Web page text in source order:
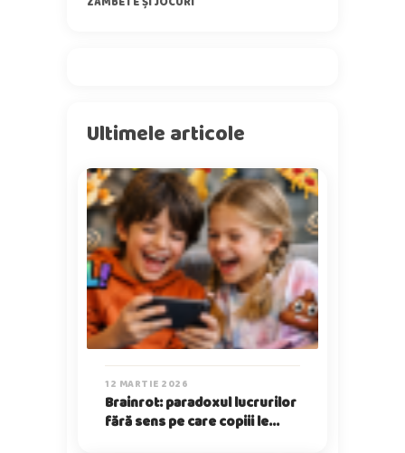
Ultimele articole
12 MARTIE 2026
Brainrot: paradoxul lucrurilor
fără sens pe care copiii le